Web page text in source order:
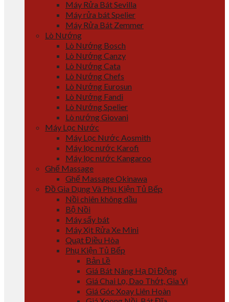
Máy Rửa Bát Sevilla
Máy rửa bát Spelier
Máy Rửa Bát Zemmer
Lò Nướng
Lò Nướng Bosch
Lò Nướng Canzy
Lò Nướng Cata
Lò Nướng Chefs
Lò Nướng Eurosun
Lò Nướng Fandi
Lò Nướng Spelier
Lò nướng Giovani
Máy Lọc Nước
Máy Lọc Nước Aosmith
Máy lọc nước Karofi
Máy lọc nước Kangaroo
Ghế Massage
Ghế Massage Okinawa
Đồ Gia Dụng Và Phụ Kiện Tủ Bếp
Nồi chiên không dầu
Bộ Nồi
Máy sấy bát
Máy Xịt Rửa Xe Mini
Quạt Điều Hòa
Phụ Kiện Tủ Bếp
Bản Lề
Giá Bát Nâng Hạ Di Động
Giá Chai Lọ, Dao Thớt, Gia Vị
Giá Góc Xoay Liên Hoàn